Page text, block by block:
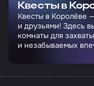
Квесты в
Квесты в Королёве
и друзьями! Здесь
комнаты для
и незабываемых